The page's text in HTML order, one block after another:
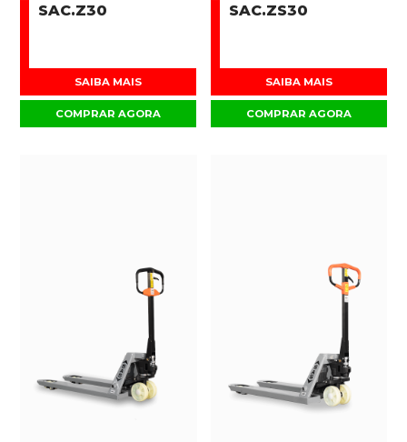
SAC.Z30
SAIBA MAIS
COMPRAR AGORA
SAC.ZS30
SAIBA MAIS
COMPRAR AGORA